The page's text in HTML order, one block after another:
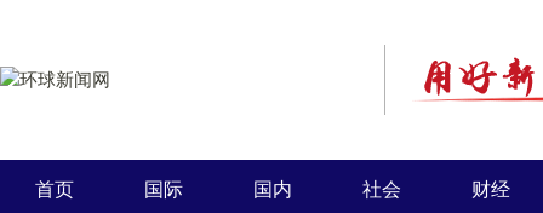
首页 国际 国内 社会 财经